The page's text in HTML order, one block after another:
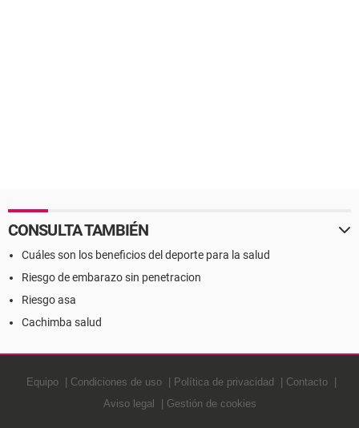
CONSULTA TAMBIÉN
Cuáles son los beneficios del deporte para la salud
Riesgo de embarazo sin penetracion
Riesgo asa
Cachimba salud
Equipo Condiciones de uso Política de privacidad
Contacto
Aviso legal
Gestión de cookies